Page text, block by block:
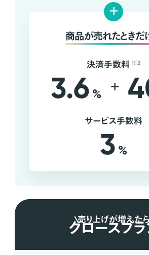
+
商品が売れたときだ
決済手数料 ※2
3.6 % +
サービス手数料
3 %
売り上げが増えた
グロースプ